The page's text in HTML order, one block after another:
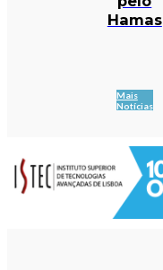
Hamas
Mais
Notícias